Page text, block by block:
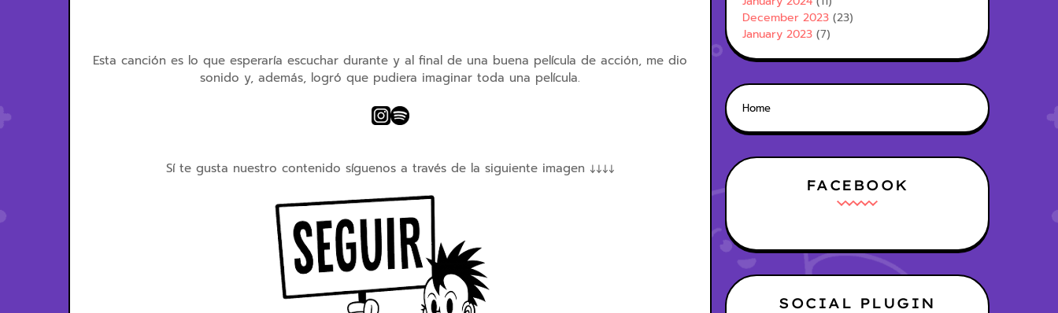
Esta canción es lo que esperaría escuchar durante y al final de una buena película de acción, me dio
sonido y, además, logró que pudiera imaginar toda una película.
Sí te gusta nuestro contenido síguenos a través de la siguiente imagen ↓↓↓↓
December 2023 (23)
January 2023 (7)
Home
FACEBOOK
SOCIAL PLUGIN